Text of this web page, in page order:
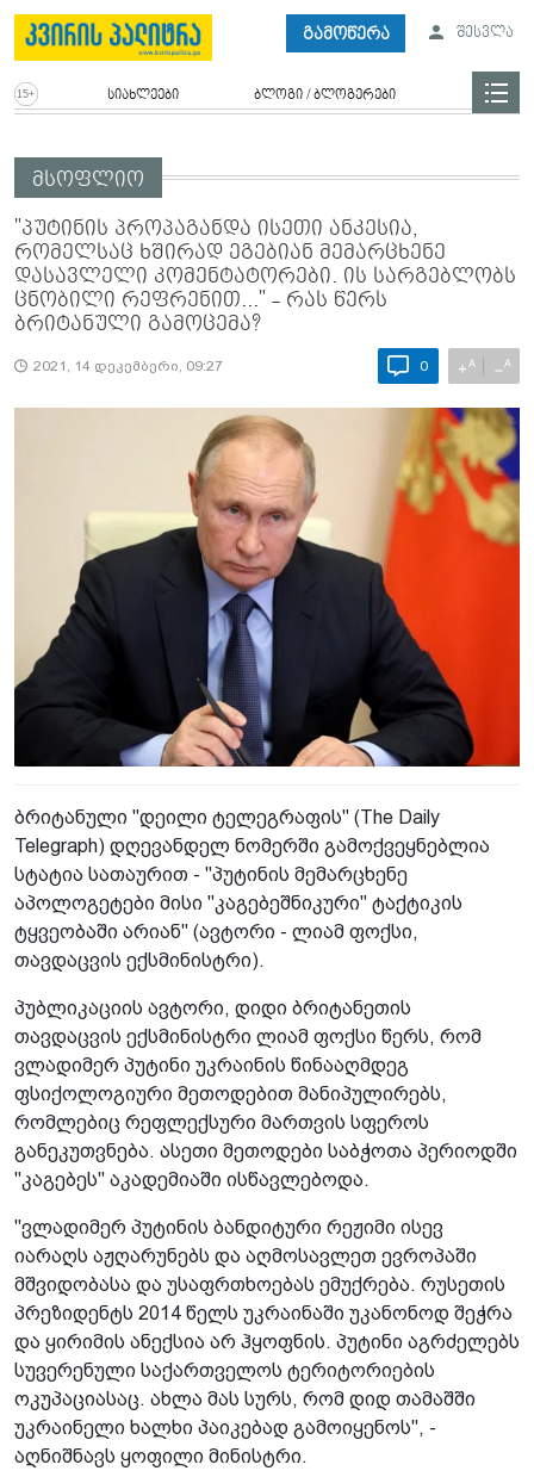
გამოწერა შესვლა
სიახლეები ბლოგი / ბლოგერები
მსოფლიო
"პუტინის პროპაგანდა ისეთი ანკესია,
რომელსაც ხშირად ეგებიან მემარცხენე
დასავლელი კომენტატორები. ის სარგებლობს
ცნობილი რეფრენით..." - რას წერს
ბრიტანული გამოცემა?
2021, 14 დეკემბერი, 09:27 0 +A −A
ბრიტანული "დეილი ტელეგრაფის" (The Daily
Telegraph) დღევანდელ ნომერში გამოქვეყნებლია
სტატია სათაურით - "პუტინის მემარცხენე
აპოლოგეტები მისი "კაგებეშნიკური" ტაქტიკის
ტყვეობაში არიან" (ავტორი - ლიამ ფოქსი,
თავდაცვის ექსმინისტრი).
პუბლიკაციის ავტორი, დიდი ბრიტანეთის
თავდაცვის ექსმინისტრი ლიამ ფოქსი წერს, რომ
ვლადიმერ პუტინი უკრაინის წინააღმდეგ
ფსიქოლოგიური მეთოდებით მანიპულირებს,
რომლებიც რეფლექსური მართვის სფეროს
განეკუთვნება. ასეთი მეთოდები საბჭოთა პერიოდში
"კაგებეს" აკადემიაში ისწავლებოდა.
"ვლადიმერ პუტინის ბანდიტური რეჟიმი ისევ
იარაღს აჟღარუნებს და აღმოსავლეთ ევროპაში
მშვიდობასა და უსაფრთხოებას ემუქრება. რუსეთის
პრეზიდენტს 2014 წელს უკრაინაში უკანონოდ შეჭრა
და ყირიმის ანექსია არ ჰყოფნის. პუტინი აგრძელებს
სუვერენული საქართველოს ტერიტორიების
ოკუპაციასაც. ახლა მას სურს, რომ დიდ თამაშში
უკრაინელი ხალხი პაიკებად გამოიყენოს", -
აღნიშნავს ყოფილი მინისტრი.